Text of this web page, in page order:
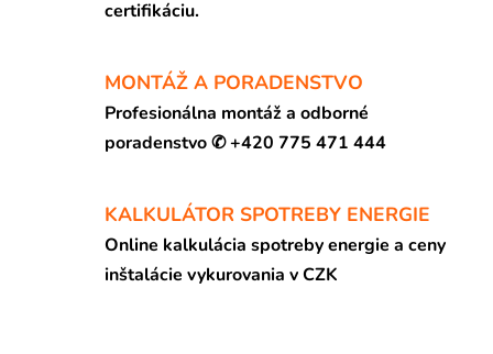
certifikáciu.
MONTÁŽ A PORADENSTVO
Profesionálna montáž a odborné
poradenstvo ✆ +420 775 471 444
KALKULÁTOR SPOTREBY ENERGIE
Online kalkulácia spotreby energie a ceny
inštalácie vykurovania v CZK